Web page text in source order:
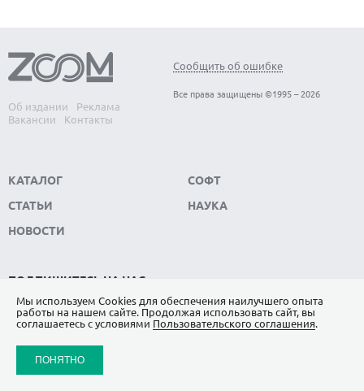
Об издании
Реклама
Вакансии
Контакты
Сообщить об ошибке
Все права защищены ©1995 – 2026
КАТАЛОГ
СТАТЬИ
НОВОСТИ
СОФТ
НАУКА
ПОДПИШИТЕСЬ НА НАС
ЯНДЕКС.ДЗЕН
Мы используем Сookies для обеспечения наилучшего опыта
работы на нашем сайте. Продолжая использовать сайт, вы
соглашаетесь с условиями Пользовательского соглашения.
ПОНЯТНО